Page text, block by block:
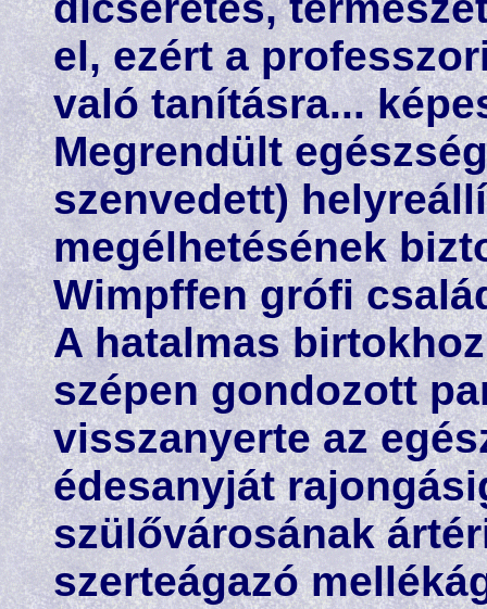
el, ezért a
való tanításra...
Megrendült
szenvedett)
megélhetésének
Wimpffen grófi
A hatalmas
szépen gondozott
visszanyerte az
édesanyját
szülővárosának
szerteágazó